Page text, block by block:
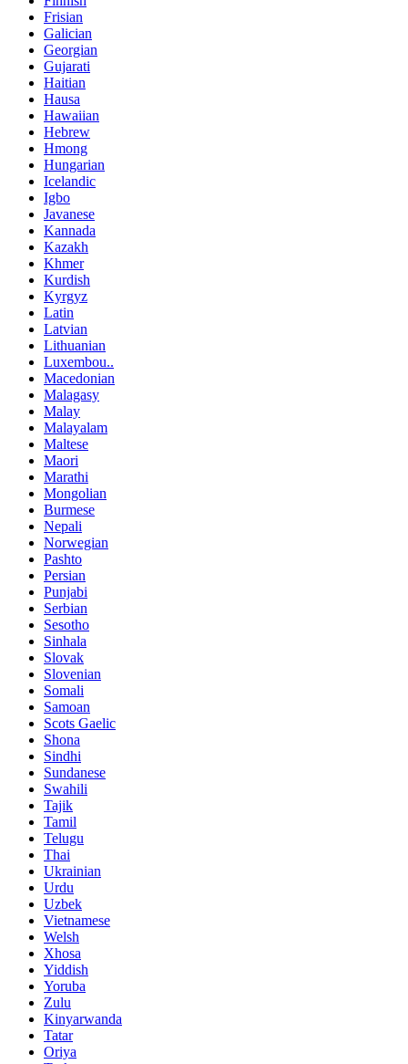
Frisian
Galician
Georgian
Gujarati
Haitian
Hausa
Hawaiian
Hebrew
Hmong
Hungarian
Icelandic
Igbo
Javanese
Kannada
Kazakh
Khmer
Kurdish
Kyrgyz
Latin
Latvian
Lithuanian
Luxembou..
Macedonian
Malagasy
Malay
Malayalam
Maltese
Maori
Marathi
Mongolian
Burmese
Nepali
Norwegian
Pashto
Persian
Punjabi
Serbian
Sesotho
Sinhala
Slovak
Slovenian
Somali
Samoan
Scots Gaelic
Shona
Sindhi
Sundanese
Swahili
Tajik
Tamil
Telugu
Thai
Ukrainian
Urdu
Uzbek
Vietnamese
Welsh
Xhosa
Yiddish
Yoruba
Zulu
Kinyarwanda
Tatar
Oriya